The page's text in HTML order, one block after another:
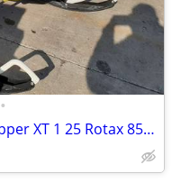
•
2018 Ski-Doo MXZ Blizzard Ice Ripper XT 1 25 Rotax 850 E-TEC RE